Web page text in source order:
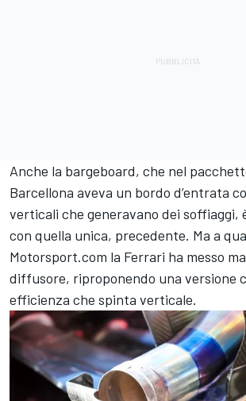
Anche la bargeboard, che nel
Barcellona aveva un bordo d’entrata
verticali che generavano dei soffiaggi,
con quella unica, precedente. Ma a
Motorsport.com la Ferrari ha messo
diffusore, riproponendo una versione
efficienza che spinta verticale.